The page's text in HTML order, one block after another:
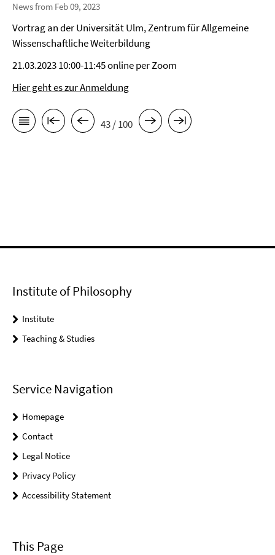
News from Feb 09, 2023
Vortrag an der Universität Ulm, Zentrum für Allgemeine
Wissenschaftliche Weiterbildung
21.03.2023 10:00-11:45 online per Zoom
Hier geht es zur Anmeldung
43 / 100
Institute of Philosophy
Institute
Teaching & Studies
Service Navigation
Homepage
Contact
Legal Notice
Privacy Policy
Accessibility Statement
This Page